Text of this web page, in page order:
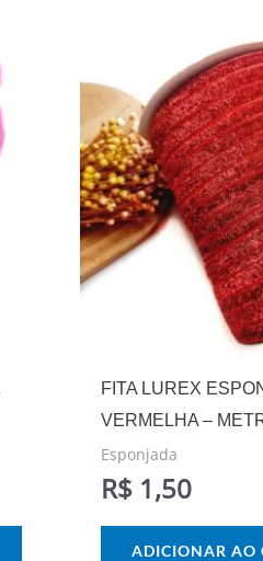
FITA LUREX
VERMELHA –
Esponjada
R$ 1,50
ADICIONAR AO